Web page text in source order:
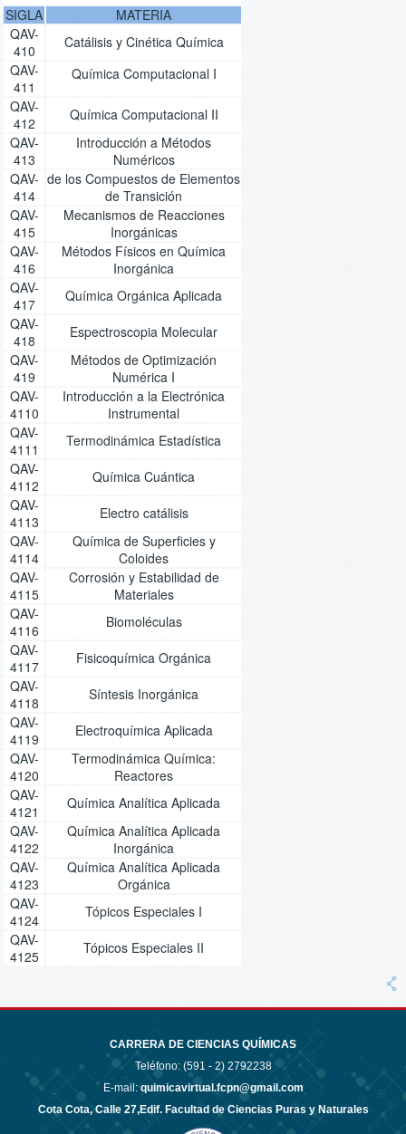
SIGLA
MATERIA
QAV-
410
Catálisis y Cinética Química
QAV-
411
Química Computacional I
QAV-
412
Química Computacional II
QAV-
413
Introducción a Métodos
Numéricos
QAV-
414
de los Compuestos de Elementos
de Transición
QAV-
415
Mecanismos de Reacciones
Inorgánicas
QAV-
416
Métodos Físicos en Química
Inorgánica
QAV-
417
Química Orgánica Aplicada
QAV-
418
Espectroscopia Molecular
QAV-
419
Métodos de Optimización
Numérica I
QAV-
4110
Introducción a la Electrónica
Instrumental
QAV-
4111
Termodinámica Estadística
QAV-
4112
Química Cuántica
QAV-
4113
Electro catálisis
QAV-
4114
Química de Superficies y
Coloides
QAV-
4115
Corrosión y Estabilidad de
Materiales
QAV-
4116
Biomoléculas
QAV-
4117
Fisicoquímica Orgánica
QAV-
4118
Síntesis Inorgánica
QAV-
4119
Electroquímica Aplicada
QAV-
4120
Termodinámica Química:
Reactores
QAV-
4121
Química Analítica Aplicada
QAV-
4122
Química Analítica Aplicada
Inorgánica
QAV-
4123
Química Analítica Aplicada
Orgánica
QAV-
4124
Tópicos Especiales I
QAV-
4125
Tópicos Especiales II
CARRERA DE CIENCIAS QUÍMICAS
Teléfono: (591 - 2) 2792238
E-mail: quimicavirtual.fcpn@gmail.com
Cota Cota, Calle 27,Edif. Facultad de Ciencias Puras y Naturales